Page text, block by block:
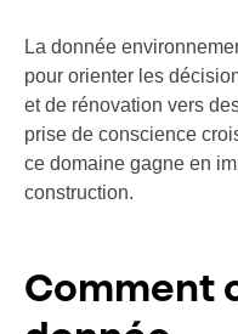
La donnée
pour orienter les
et de rénovation vers
prise de conscience
ce domaine gagne en
construction.
Comment